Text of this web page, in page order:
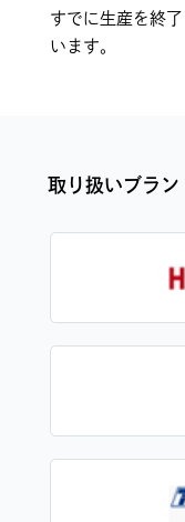
すでに生産を終
います。
取り扱いブラン